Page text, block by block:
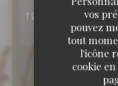
vos
pouvez
tout
l'icône
cookie
BRITISH PUB &
TERRASSE / DORIS